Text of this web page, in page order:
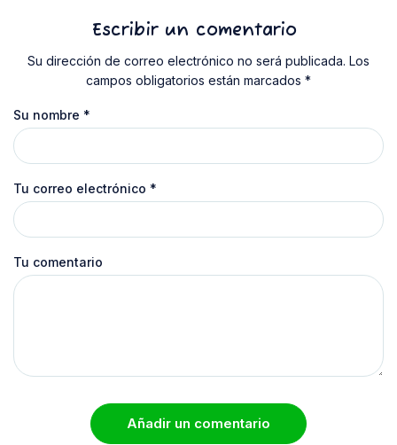
Escribir un comentario
Su dirección de correo electrónico no será publicada. Los
campos obligatorios están marcados *
Su nombre *
Tu correo electrónico *
Tu comentario
Añadir un comentario